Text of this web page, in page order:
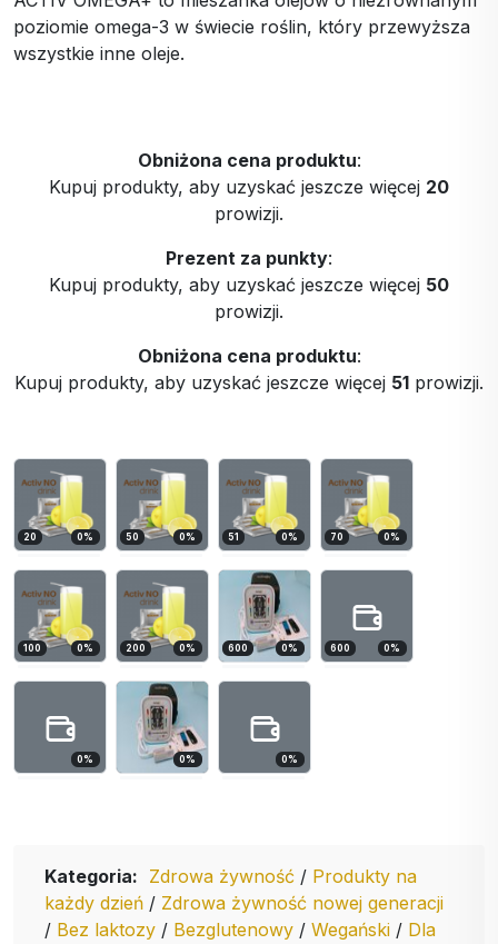
poziomie omega-3 w świecie roślin, który przewyższa
wszystkie inne oleje.
Obniżona cena produktu:
Kupuj produkty, aby uzyskać jeszcze więcej 20
prowizji.
Prezent za punkty:
Kupuj produkty, aby uzyskać jeszcze więcej 50
prowizji.
Obniżona cena produktu:
Kupuj produkty, aby uzyskać jeszcze więcej 51 prowizji.
20 0% 50 0% 51 0% 70 0%
100 0% 200 0% 600 0% 600 0%
0% 0% 0%
Kategoria: Zdrowa żywność / Produkty na
każdy dzień / Zdrowa żywność nowej generacji
/ Bez laktozy / Bezglutenowy / Wegański / Dla